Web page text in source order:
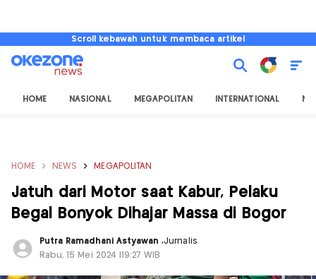
Scroll kebawah untuk membaca artikel
HOME NASIONAL MEGAPOLITAN INTERNATIONAL
HOME NEWS MEGAPOLITAN
Jatuh dari Motor saat Kabur, Pelaku
Begal Bonyok Dihajar Massa di Bogor
Putra Ramadhani Astyawan,Jurnalis
Rabu, 15 Mei 2024 |19:27 WIB